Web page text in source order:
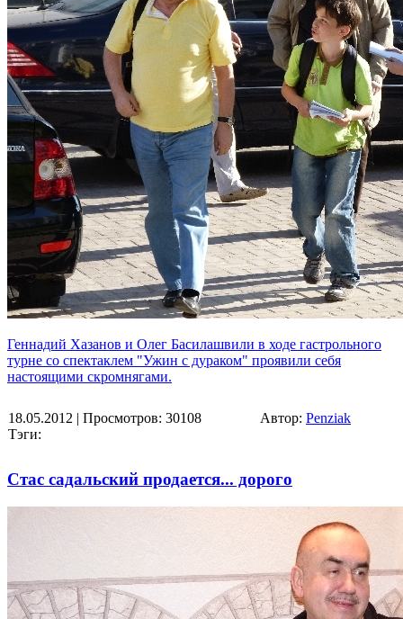
Геннадий Хазанов и Олег Басилашвили в ходе гастрольного
турне со спектаклем "Ужин с дураком" проявили себя
настоящими скромнягами.
18.05.2012 | Просмотров: 30108
Тэги:
Автор: Penziak
Стас садальский продается... дорого